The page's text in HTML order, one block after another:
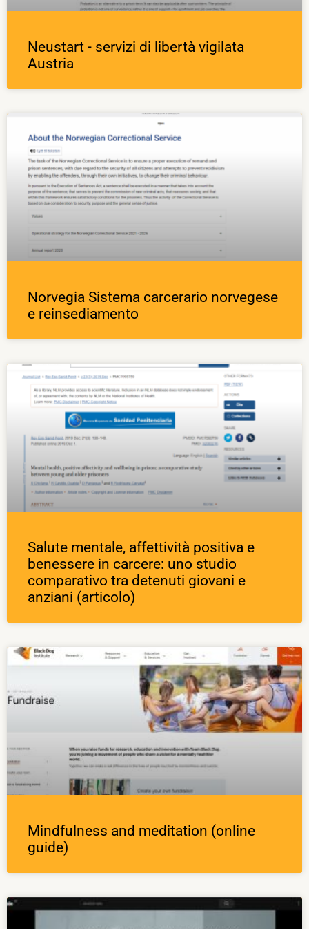
Neustart - servizi di libertà vigilata
Austria
Norvegia Sistema carcerario norvegese
e reinsediamento
Salute mentale, affettività positiva e
benessere in carcere: uno studio
comparativo tra detenuti giovani e
anziani (articolo)
Mindfulness and meditation (online
guide)